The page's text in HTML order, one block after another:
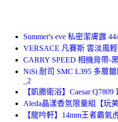
Summer's eve 私密潔膚露
VERSACE 凡賽斯 雲淡風
CARRY SPEED 相機背帶-
NiSi 耐司 SMC L395 多層
_2
【凱撒衛浴】Caesar
Aleda晶漾香氛限量組【玩
【龍吟軒】14mm王者霸氣